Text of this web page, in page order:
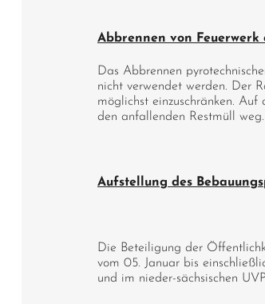
Abbrennen von Feuerwerk
Das Abbrennen
nicht verwendet werden. Der
möglichst einzuschränken.
den anfallenden Restmüll weg.
Aufstellung des
Die Beteiligung der
vom 05. Januar bis
und im nieder-sächsischen